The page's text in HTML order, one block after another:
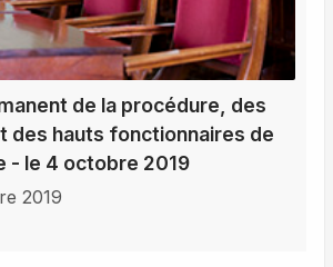
de la procédure, des
des hauts fonctionnaires de
- le 4 octobre 2019
2019